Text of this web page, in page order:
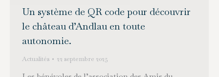
Un système de QR code pour découvrir
le château d’Andlau en toute
autonomie.
Actualités 22 septembre 2025